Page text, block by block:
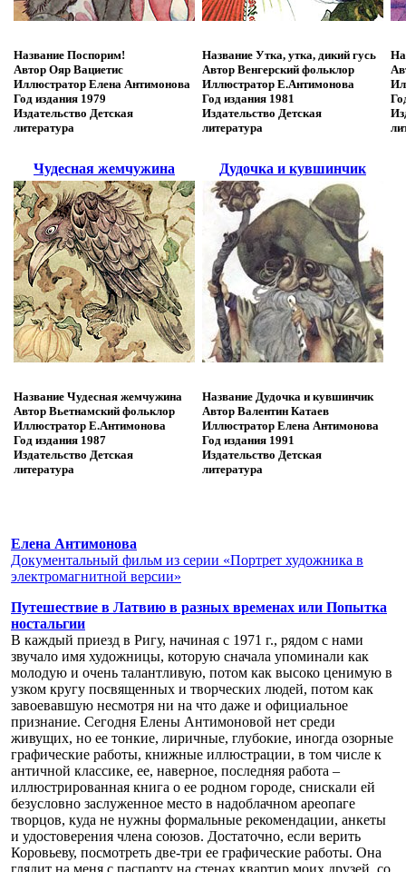
Название Поспорим!
Автор Ояр Вациетис
Иллюстратор Елена Антимонова
Год издания 1979
Издательство Детская
литература
Название Утка, утка, дикий гусь
Автор Венгерский фольклор
Иллюстратор Е.Антимонова
Год издания 1981
Издательство Детская
литература
Чудесная жемчужина Дудочка и кувшинчик
Название Чудесная жемчужина
Автор Вьетнамский фольклор
Иллюстратор Е.Антимонова
Год издания 1987
Издательство Детская
литература
Название Дудочка и кувшинчик
Автор Валентин Катаев
Иллюстратор Елена Антимонова
Год издания 1991
Издательство Детская
литература
Елена Антимонова
Документальный фильм из серии «Портрет художника в
электромагнитной версии»
Путешествие в Латвию в разных временах или Попытка
ностальгии
В каждый приезд в Ригу, начиная с 1971 г., рядом с нами
звучало имя художницы, которую сначала упоминали как
молодую и очень талантливую, потом как высоко ценимую в
узком кругу посвященных и творческих людей, потом как
завоевавшую несмотря ни на что даже и официальное
признание. Сегодня Елены Антимоновой нет среди
живущих, но ее тонкие, лиричные, глубокие, иногда озорные
графические работы, книжные иллюстрации, в том числе к
античной классике, ее, наверное, последняя работа –
иллюстрированная книга о ее родном городе, снискали ей
безусловно заслуженное место в надоблачном ареопаге
творцов, куда не нужны формальные рекомендации, анкеты
и удостоверения члена союзов. Достаточно, если верить
Коровьеву, посмотреть две-три ее графические работы. Она
глядит на меня с паспарту на стенах квартир моих друзей, со